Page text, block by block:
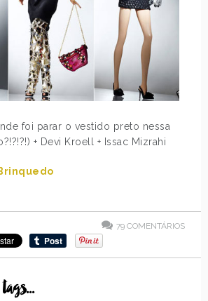
foi parar o vestido preto nessa
+ Devi Kroell + Issac Mizrahi
79 COMENTÁRIOS